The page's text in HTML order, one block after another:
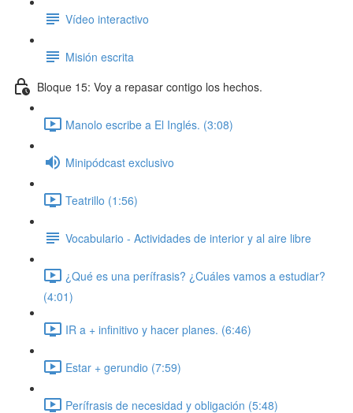
Vídeo interactivo
Misión escrita
Bloque 15: Voy a repasar contigo los hechos.
Manolo escribe a El Inglés. (3:08)
Minipódcast exclusivo
Teatrillo (1:56)
Vocabulario - Actividades de interior y al aire libre
¿Qué es una perífrasis? ¿Cuáles vamos a estudiar?
(4:01)
IR a + infinitivo y hacer planes. (6:46)
Estar + gerundio (7:59)
Perífrasis de necesidad y obligación (5:48)